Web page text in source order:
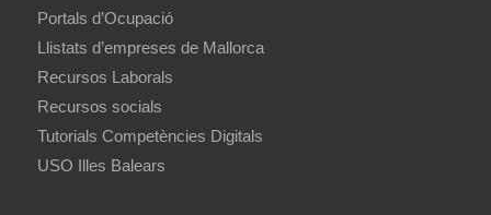
Portals d’Ocupació
Llistats d’empreses de Mallorca
Recursos Laborals
Recursos socials
Tutorials Competències Digitals
USO Illes Balears